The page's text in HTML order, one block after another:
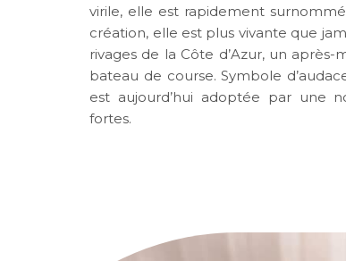
virile, elle est rapidement
création, elle est plus vivante que
rivages de la Côte d’Azur, un
bateau de course. Symbole
est aujourd’hui adoptée par une
fortes.